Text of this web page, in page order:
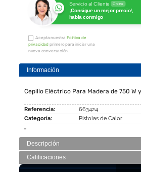
Servicio al Cliente Online
¡Consigue un mejor precio!,
habla conmigo
Acepta nuestra Política de
privacidad primero para iniciar una
nueva conversación.
Información
Descripción
Calificaciones
Cepillo Eléctrico Para Madera de 750 W
Referencia:
663424
Categoría:
Pistolas de Calor